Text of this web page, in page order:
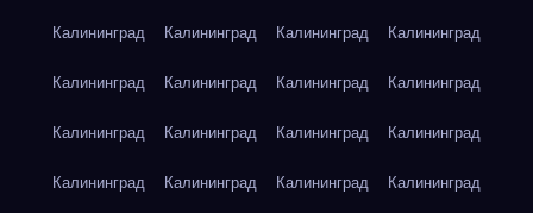
Калининград Калининград Калининград Калининград
Калининград Калининград Калининград Калининград
Калининград Калининград Калининград Калининград
Калининград Калининград Калининград Калининград